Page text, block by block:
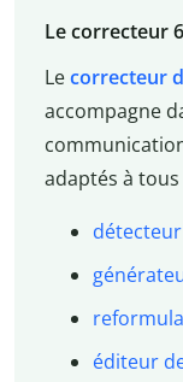
Le correcteur
Lecorrecteur
accompagne
adaptés à
éditeur